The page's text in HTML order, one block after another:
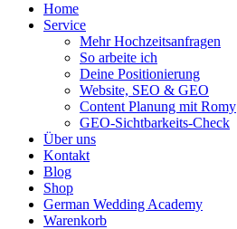
Home
Service
Mehr Hochzeitsanfragen
So arbeite ich
Deine Positionierung
Website, SEO & GEO
Content Planung mit Romy
GEO-Sichtbarkeits-Check
Über uns
Kontakt
Blog
Shop
German Wedding Academy
Warenkorb